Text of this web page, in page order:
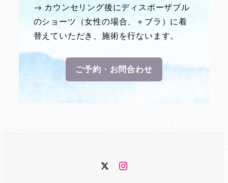
→ カウンセリング後にディスポーザブル
のショーツ（女性の場合、＋ブラ）に着
替えていただき、施術を行ないます。
ご予約・お問合わせ
TwitterInstagram